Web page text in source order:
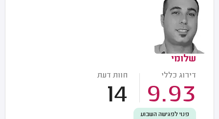
שלומי
דירוג כללי
9.93
חוות דעת
14
פנוי לפגישה השבוע